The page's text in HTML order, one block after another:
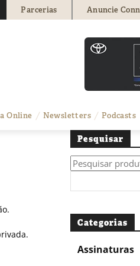
Parcerias Anuncie
Online Newsletters Podcasts
Pesquisar
Pesquisar
por:
Categorias
Assinaturas